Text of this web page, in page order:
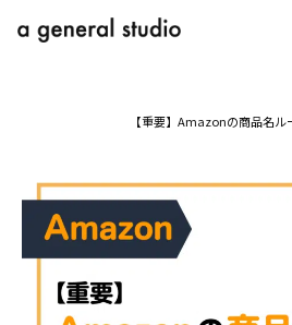
【重要】Amazonの商品名